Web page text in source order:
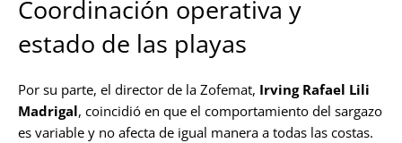
Coordinación operativa y
estado de las playas
Por su parte, el director de la Zofemat, Irving Rafael Lili
Madrigal, coincidió en que el comportamiento del sargazo
es variable y no afecta de igual manera a todas las costas.